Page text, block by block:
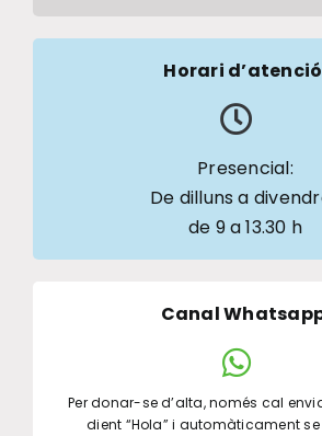
Horari
Presencial:
De dilluns a
de 9 a 13.30 h
Canal
Per donar-se d’alta, només cal
dient “Hola” i automàticament